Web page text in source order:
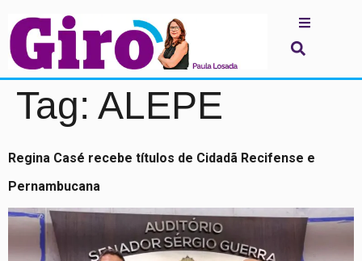
Tag: ALEPE
Regina Casé recebe títulos de Cidadã Recifense e
Pernambucana